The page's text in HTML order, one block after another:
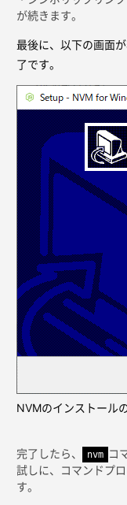
が続きます。
最後に、以下の画面
了です。
NVMのインストール
完了したら、 nvm コ
試しに、コマンドプ
す。